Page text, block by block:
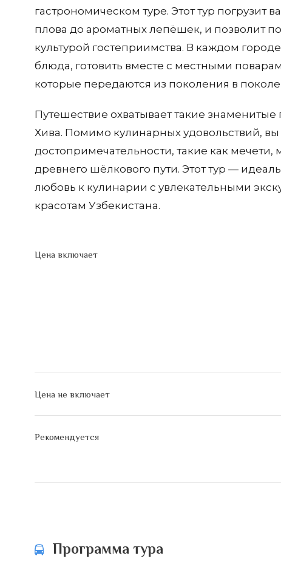
гастрономическом туре. Этот тур погрузит
плова до ароматных лепёшек, и позволит
культурой гостеприимства. В каждом
блюда, готовить вместе с местными
которые передаются из поколения в
Путешествие охватывает такие
Хива. Помимо кулинарных удовольствий, вы
достопримечательности, такие как мечети,
древнего шёлкового пути. Этот тур —
любовь к кулинарии с увлекательными
красотам Узбекистана.
Цена включает
Цена не включает
Рекомендуется
Программа тура